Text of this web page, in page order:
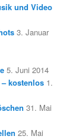
und Video
3. Januar
5. Juni 2014
kostenlos 1.
31. Mai
25. Mai